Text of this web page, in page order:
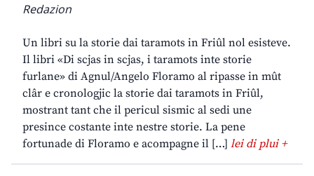
Redazion
Un libri su la storie dai taramots in Friûl nol esisteve.
Il libri «Di scjas in scjas, i taramots inte storie
furlane» di Agnul/Angelo Floramo al ripasse in mût
clâr e cronologjic la storie dai taramots in Friûl,
mostrant tant che il pericul sismic al sedi une
presince costante inte nestre storie. La pene
fortunade di Floramo e acompagne il […] lei di plui +